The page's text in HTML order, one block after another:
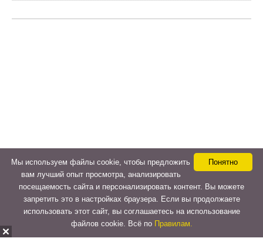
Понятно
Мы используем файлы cookie, чтобы предложить
вам лучший опыт просмотра, анализировать
посещаемость сайта и персонализировать контент. Вы можете
запретить это в настройках браузера. Если вы продолжаете
использовать этот сайт, вы соглашаетесь на использование
файлов cookie. Всё по Правилам.